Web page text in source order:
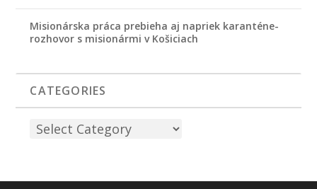
Misionárska práca prebieha aj napriek karanténe-
rozhovor s misionármi v Košiciach
CATEGORIES